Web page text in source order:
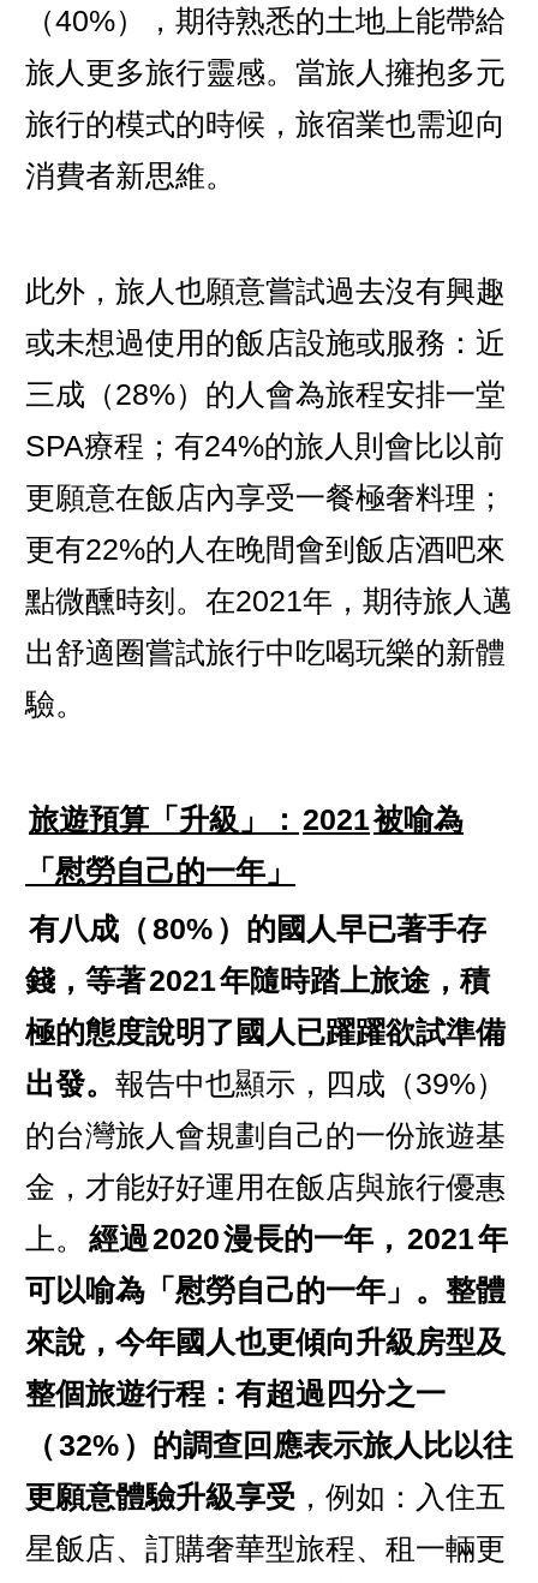
（40%），期待熟悉的土地上能帶給
旅人更多旅行靈感。當旅人擁抱多元
旅行的模式的時候，旅宿業也需迎向
消費者新思維。
此外，旅人也願意嘗試過去沒有興趣
或未想過使用的飯店設施或服務：近
三成（28%）的人會為旅程安排一堂
SPA療程；有24%的旅人則會比以前
更願意在飯店內享受一餐極奢料理；
更有22%的人在晚間會到飯店酒吧來
點微醺時刻。在2021年，期待旅人邁
出舒適圈嘗試旅行中吃喝玩樂的新體
驗。
旅遊預算「升級」： 2021被喻為
「慰勞自己的一年」
有八成（80% ）的國人早已著手存
錢，等著2021年隨時踏上旅途，積
極的態度說明了國人已躍躍欲試準備
出發。 報告中也顯示，四成（39%）
的台灣旅人會規劃自己的一份旅遊基
金，才能好好運用在飯店與旅行優惠
上。
經過2020漫長的一年， 2021年
可以喻為「慰勞自己的一年」。整體
來說，今年國人也更傾向升級房型及
整個旅遊行程：有超過四分之一
（32% ）的調查回應表示旅人比以往
更願意體驗升級享受 ，例如：入住五
星飯店、訂購奢華型旅程、租一輛更